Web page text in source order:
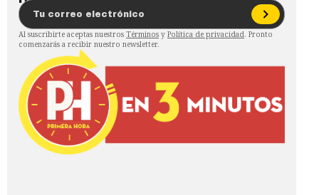
Al suscribirte aceptas nuestros Términos y Política de privacidad. Pronto
comenzarás a recibir nuestro newsletter.